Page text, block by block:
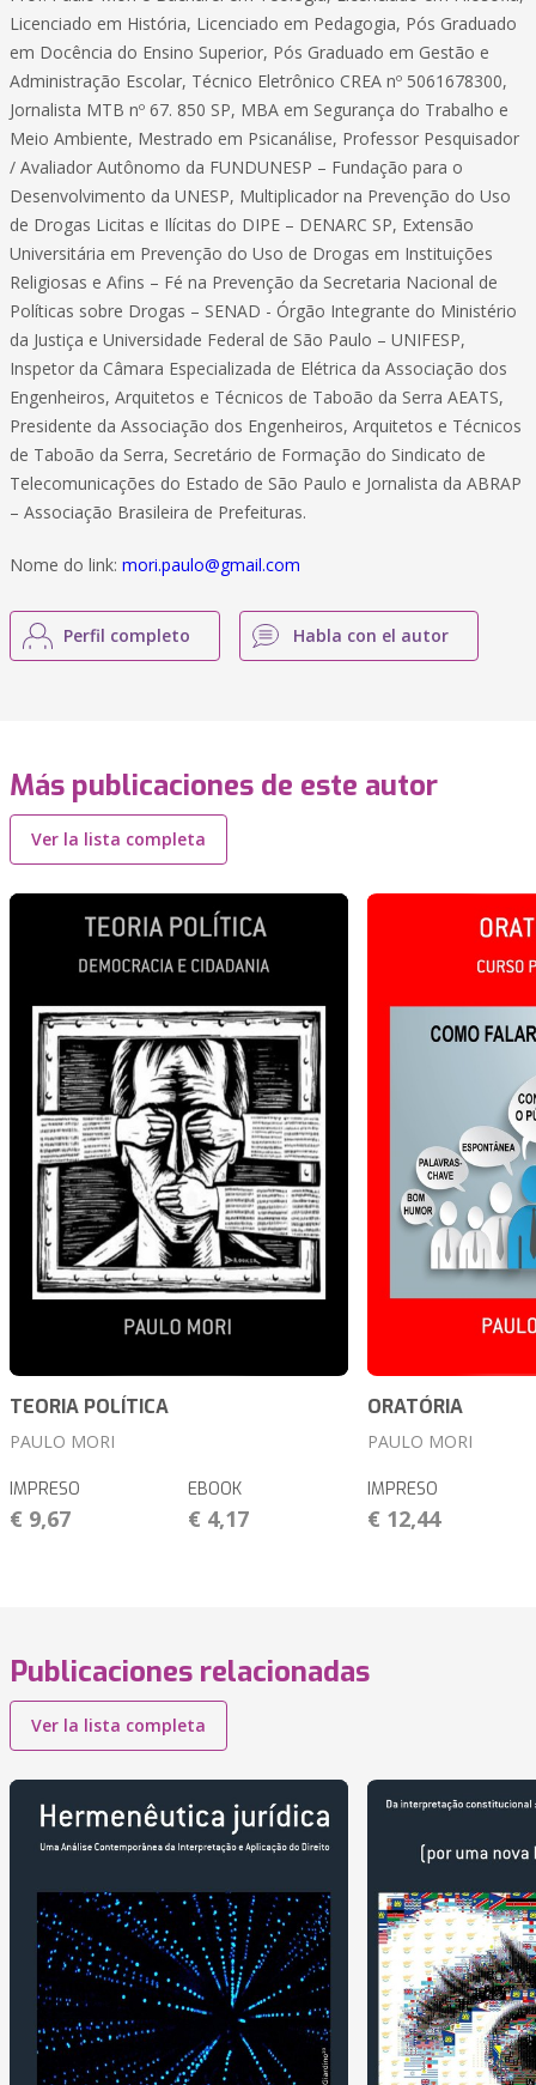
Licenciado em História, Licenciado em Pedagogia, Pós Graduado
em Docência do Ensino Superior, Pós Graduado em Gestão e
Administração Escolar, Técnico Eletrônico CREA nº 5061678300,
Jornalista MTB nº 67. 850 SP, MBA em Segurança do Trabalho e
Meio Ambiente, Mestrado em Psicanálise, Professor Pesquisador
/ Avaliador Autônomo da FUNDUNESP – Fundação para o
Desenvolvimento da UNESP, Multiplicador na Prevenção do Uso
de Drogas Licitas e Ilícitas do DIPE – DENARC SP, Extensão
Universitária em Prevenção do Uso de Drogas em Instituições
Religiosas e Afins – Fé na Prevenção da Secretaria Nacional de
Políticas sobre Drogas – SENAD - Órgão Integrante do Ministério
da Justiça e Universidade Federal de São Paulo – UNIFESP,
Inspetor da Câmara Especializada de Elétrica da Associação dos
Engenheiros, Arquitetos e Técnicos de Taboão da Serra AEATS,
Presidente da Associação dos Engenheiros, Arquitetos e Técnicos
de Taboão da Serra, Secretário de Formação do Sindicato de
Telecomunicações do Estado de São Paulo e Jornalista da ABRAP
– Associação Brasileira de Prefeituras.
Nome do link: mori.paulo@gmail.com
Perfil completo Habla con el autor
Más publicaciones de este autor
Ver la lista completa
TEORIA POLÍTICA
PAULO MORI
IMPRESO
€ 9,67
EBOOK
€ 4,17
ORATÓRIA
PAULO MORI
IMPRESO
€ 12,44
Publicaciones relacionadas
Ver la lista completa